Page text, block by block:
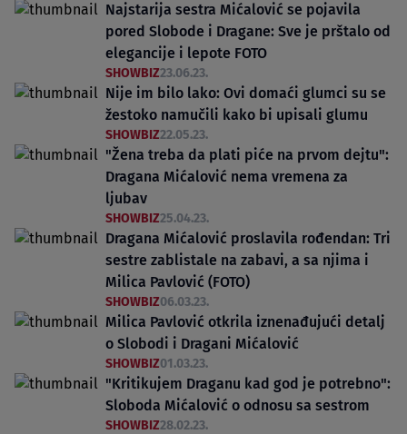
Najstarija sestra Mićalović se pojavila
pored Slobode i Dragane: Sve je prštalo od
elegancije i lepote FOTO
SHOWBIZ23.06.23.
Nije im bilo lako: Ovi domaći glumci su se
žestoko namučili kako bi upisali glumu
SHOWBIZ22.05.23.
"Žena treba da plati piće na prvom dejtu":
Dragana Mićalović nema vremena za
ljubav
SHOWBIZ25.04.23.
Dragana Mićalović proslavila rođendan: Tri
sestre zablistale na zabavi, a sa njima i
Milica Pavlović (FOTO)
SHOWBIZ06.03.23.
Milica Pavlović otkrila iznenađujući detalj
o Slobodi i Dragani Mićalović
SHOWBIZ01.03.23.
"Kritikujem Draganu kad god je potrebno":
Sloboda Mićalović o odnosu sa sestrom
SHOWBIZ28.02.23.